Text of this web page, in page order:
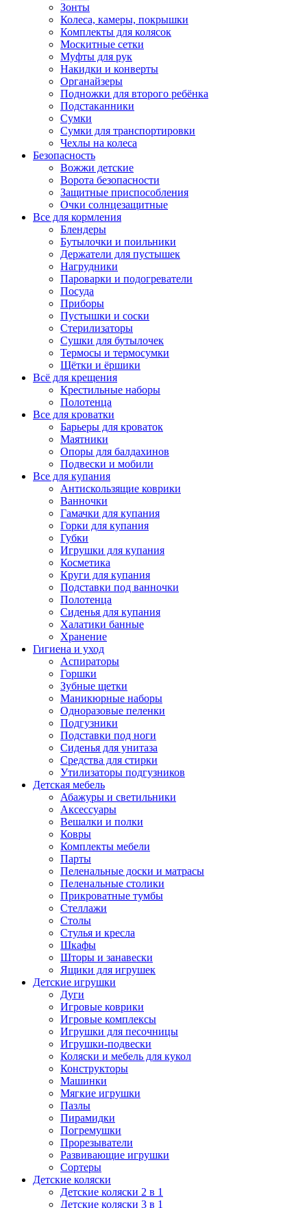
Зонты
Колеса, камеры, покрышки
Комплекты для колясок
Москитные сетки
Муфты для рук
Накидки и конверты
Органайзеры
Подножки для второго ребёнка
Подстаканники
Сумки
Сумки для транспортировки
Чехлы на колеса
Безопасность
Вожжи детские
Ворота безопасности
Защитные приспособления
Очки солнцезащитные
Все для кормления
Блендеры
Бутылочки и поильники
Держатели для пустышек
Нагрудники
Пароварки и подогреватели
Посуда
Приборы
Пустышки и соски
Стерилизаторы
Сушки для бутылочек
Термосы и термосумки
Щётки и ёршики
Всё для крещения
Крестильные наборы
Полотенца
Все для кроватки
Барьеры для кроваток
Маятники
Опоры для балдахинов
Подвески и мобили
Все для купания
Антискользящие коврики
Ванночки
Гамачки для купания
Горки для купания
Губки
Игрушки для купания
Косметика
Круги для купания
Подставки под ванночки
Полотенца
Сиденья для купания
Халатики банные
Хранение
Гигиена и уход
Аспираторы
Горшки
Зубные щетки
Маникюрные наборы
Одноразовые пеленки
Подгузники
Подставки под ноги
Сиденья для унитаза
Средства для стирки
Утилизаторы подгузников
Детская мебель
Абажуры и светильники
Аксессуары
Вешалки и полки
Ковры
Комплекты мебели
Парты
Пеленальные доски и матрасы
Пеленальные столики
Прикроватные тумбы
Стеллажи
Столы
Стулья и кресла
Шкафы
Шторы и занавески
Ящики для игрушек
Детские игрушки
Дуги
Игровые коврики
Игровые комплексы
Игрушки для песочницы
Игрушки-подвески
Коляски и мебель для кукол
Конструкторы
Машинки
Мягкие игрушки
Пазлы
Пирамидки
Погремушки
Прорезыватели
Развивающие игрушки
Сортеры
Детские коляски
Детские коляски 2 в 1
Детские коляски 3 в 1